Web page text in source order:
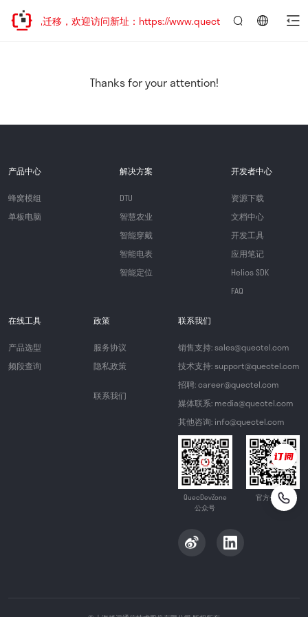
地址已迁移，欢迎访问新址：https://www.quectel.com.cn
Thanks for your attention!
产品中心
蜂窝模组
单板电脑
解决方案
DTU
智慧农业
智能穿戴
智能电表
智能定位
开发者中心
资源下载
文档中心
开发工具
应用笔记
Helios SDK
FAQ
在线工具
产品选型
频段查询
政策
服务协议
隐私政策
联系我们
联系我们
销售支持: sales@quectel.com
技术支持: support@quectel.com
招聘: career@quectel.com
媒体联系: media@quectel.com
其他咨询: info@quectel.com
QuecDevZone
公众号
官方公众号